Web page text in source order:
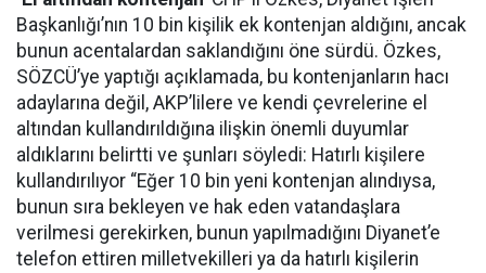
Başkanlığı’nın 10 bin kişilik ek kontenjan aldığını, ancak
bunun acentalardan saklandığını öne sürdü. Özkes,
SÖZCÜ’ye yaptığı açıklamada, bu kontenjanların hacı
adaylarına değil, AKP’lilere ve kendi çevrelerine el
altından kullandırıldığına ilişkin önemli duyumlar
aldıklarını belirtti ve şunları söyledi: Hatırlı kişilere
kullandırılıyor “Eğer 10 bin yeni kontenjan alındıysa,
bunun sıra bekleyen ve hak eden vatandaşlara
verilmesi gerekirken, bunun yapılmadığını Diyanet’e
telefon ettiren milletvekilleri ya da hatırlı kişilerin